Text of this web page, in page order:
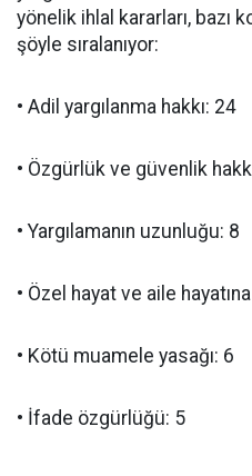
yönelik ihlal kararları, bazı
şöyle sıralanıyor:
• Adil yargılanma hakkı: 24
• Özgürlük ve güvenlik
• Yargılamanın uzunluğu: 8
• Özel hayat ve aile
• Kötü muamele yasağı: 6
• İfade özgürlüğü: 5